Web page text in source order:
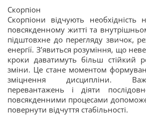
Скорпіон
Скорпіони відчують необхідність
повсякденному житті та
підштовхне до перегляду звичок,
енергії. З’явиться розуміння, що
кроки даватимуть більш стійкий
зміни. Це стане моментом
зміцнення дисципліни.
перевантажень і діяти
повсякденними процесами
повернути відчуття стабільності.